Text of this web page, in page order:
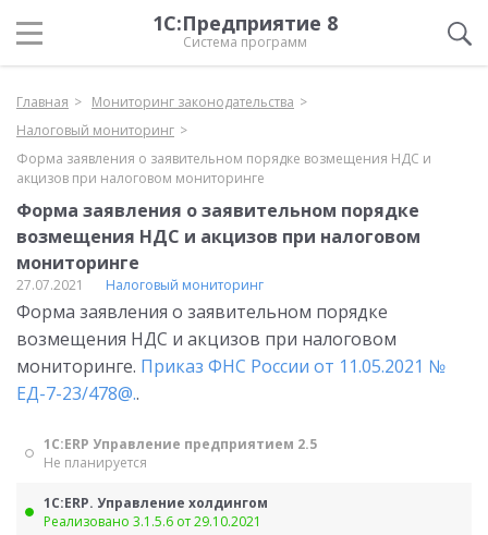
1С:Предприятие 8
Система программ
Главная
Мониторинг законодательства
Налоговый мониторинг
Форма заявления о заявительном порядке возмещения НДС и
акцизов при налоговом мониторинге
Форма заявления о заявительном порядке
возмещения НДС и акцизов при налоговом
мониторинге
27.07.2021 Налоговый мониторинг
Форма заявления о заявительном порядке
возмещения НДС и акцизов при налоговом
мониторинге. Приказ ФНС России от 11.05.2021 №
ЕД-7-23/478@..
1С:ERP Управление предприятием 2.5
Не планируется
1С:ERP. Управление холдингом
Реализовано 3.1.5.6 от 29.10.2021